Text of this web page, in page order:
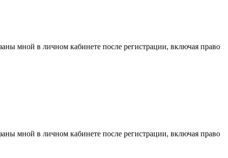
мной в личном кабинете после регистрации, включая право
мной в личном кабинете после регистрации, включая право